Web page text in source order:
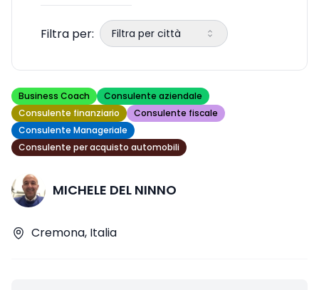
Filtra per: Filtra per città
Business Coach
Consulente aziendale
Consulente finanziario
Consulente fiscale
Consulente Manageriale
Consulente per acquisto automobili
MICHELE DEL NINNO
Cremona, Italia